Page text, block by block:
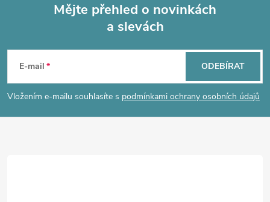
p
a
Mějte přehled o novinkách
a slevách
E-mail
Vložením e-mailu souhlasíte s podmínkami ochrany osobních údajů
ODEBÍRAT